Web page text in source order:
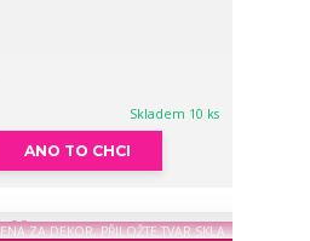
Skladem 10 ks
ANO TO CHCI
ZA DEKOR, PŘILOŽTE TVAR SKLA